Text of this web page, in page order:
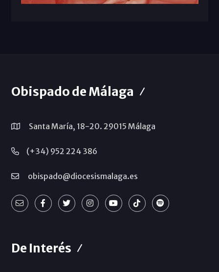
Obispado de Málaga
Santa María, 18-20. 29015 Málaga
(+34) 952 224 386
obispado@diocesismalaga.es
De Interés